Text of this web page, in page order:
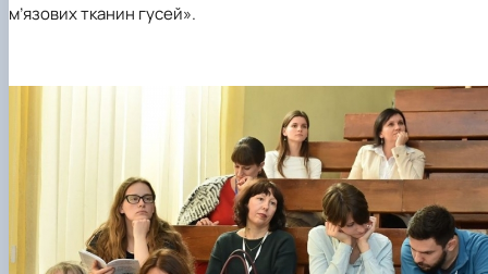
м’язових тканин гусей».